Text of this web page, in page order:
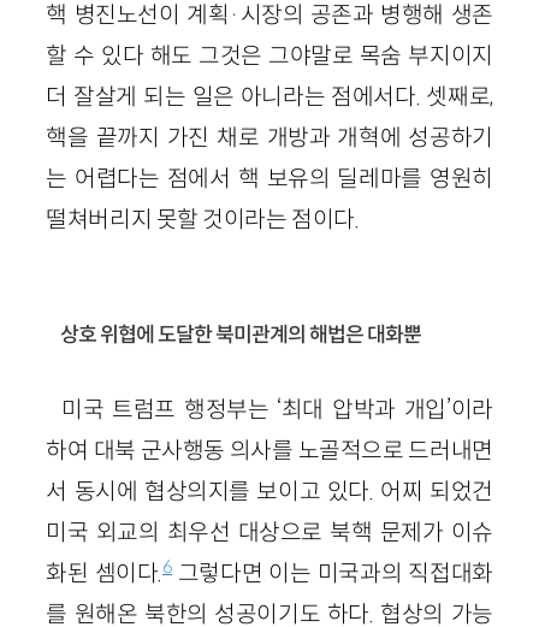
핵 병진노선이 계획·시장의 공존과 병행해 생존
할 수 있다 해도 그것은 그야말로 목숨 부지이지
더 잘살게 되는 일은 아니라는 점에서다. 셋째로,
핵을 끝까지 가진 채로 개방과 개혁에 성공하기
는 어렵다는 점에서 핵 보유의 딜레마를 영원히
떨쳐버리지 못할 것이라는 점이다.
상호 위협에 도달한 북미관계의 해법은 대화뿐
미국 트럼프 행정부는 ‘최대 압박과 개입’이라
하여 대북 군사행동 의사를 노골적으로 드러내면
서 동시에 협상의지를 보이고 있다. 어찌 되었건
미국 외교의 최우선 대상으로 북핵 문제가 이슈
화된 셈이다.6그렇다면 이는 미국과의 직접대화
를 원해온 북한의 성공이기도 하다. 협상의 가능